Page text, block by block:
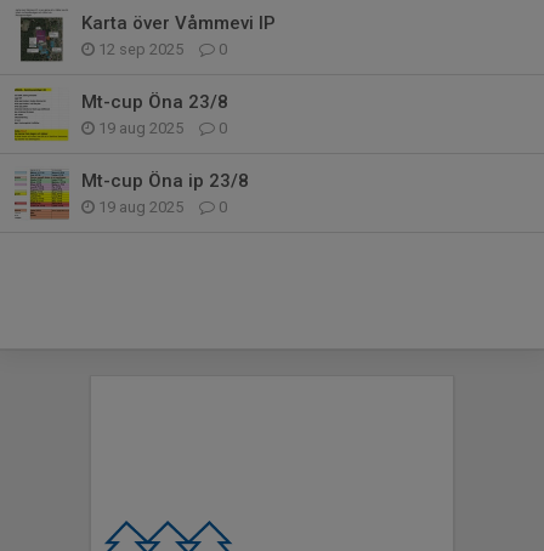
Karta över Våmmevi IP
12 sep 2025 0
Mt-cup Öna 23/8
19 aug 2025 0
Mt-cup Öna ip 23/8
19 aug 2025 0